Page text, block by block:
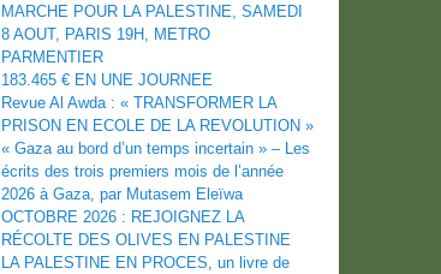
MARCHE POUR LA PALESTINE, SAMEDI
8 AOUT, PARIS 19H, METRO
PARMENTIER
183.465 € EN UNE JOURNEE
Revue Al Awda : « TRANSFORMER LA
PRISON EN ECOLE DE LA REVOLUTION »
« Gaza au bord d’un temps incertain » – Les
écrits des trois premiers mois de l’année
2026 à Gaza, par Mutasem Eleïwa
OCTOBRE 2026 : REJOIGNEZ LA
RÉCOLTE DES OLIVES EN PALESTINE
LA PALESTINE EN PROCES, un livre de